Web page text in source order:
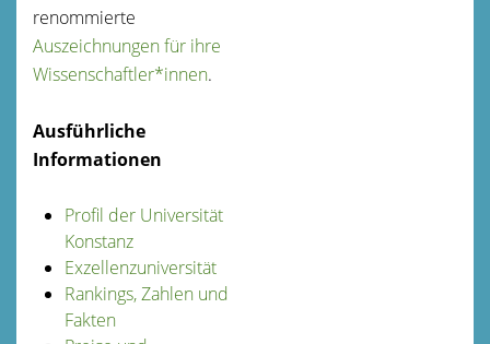
renommierte
Auszeichnungen für ihre
Wissenschaftler*innen.
Ausführliche
Informationen
Profil der Universität
Konstanz
Exzellenzuniversität
Rankings, Zahlen und
Fakten